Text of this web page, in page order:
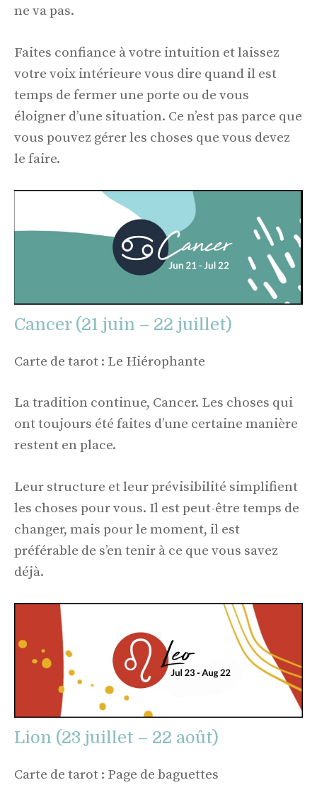
ne va pas.
Faites confiance à votre intuition et laissez
votre voix intérieure vous dire quand il est
temps de fermer une porte ou de vous
éloigner d’une situation. Ce n’est pas parce que
vous pouvez gérer les choses que vous devez
le faire.
Cancer (21 juin – 22 juillet)
Carte de tarot : Le Hiérophante
La tradition continue, Cancer. Les choses qui
ont toujours été faites d’une certaine manière
restent en place.
Leur structure et leur prévisibilité simplifient
les choses pour vous. Il est peut-être temps de
changer, mais pour le moment, il est
préférable de s’en tenir à ce que vous savez
déjà.
Lion (23 juillet – 22 août)
Carte de tarot : Page de baguettes